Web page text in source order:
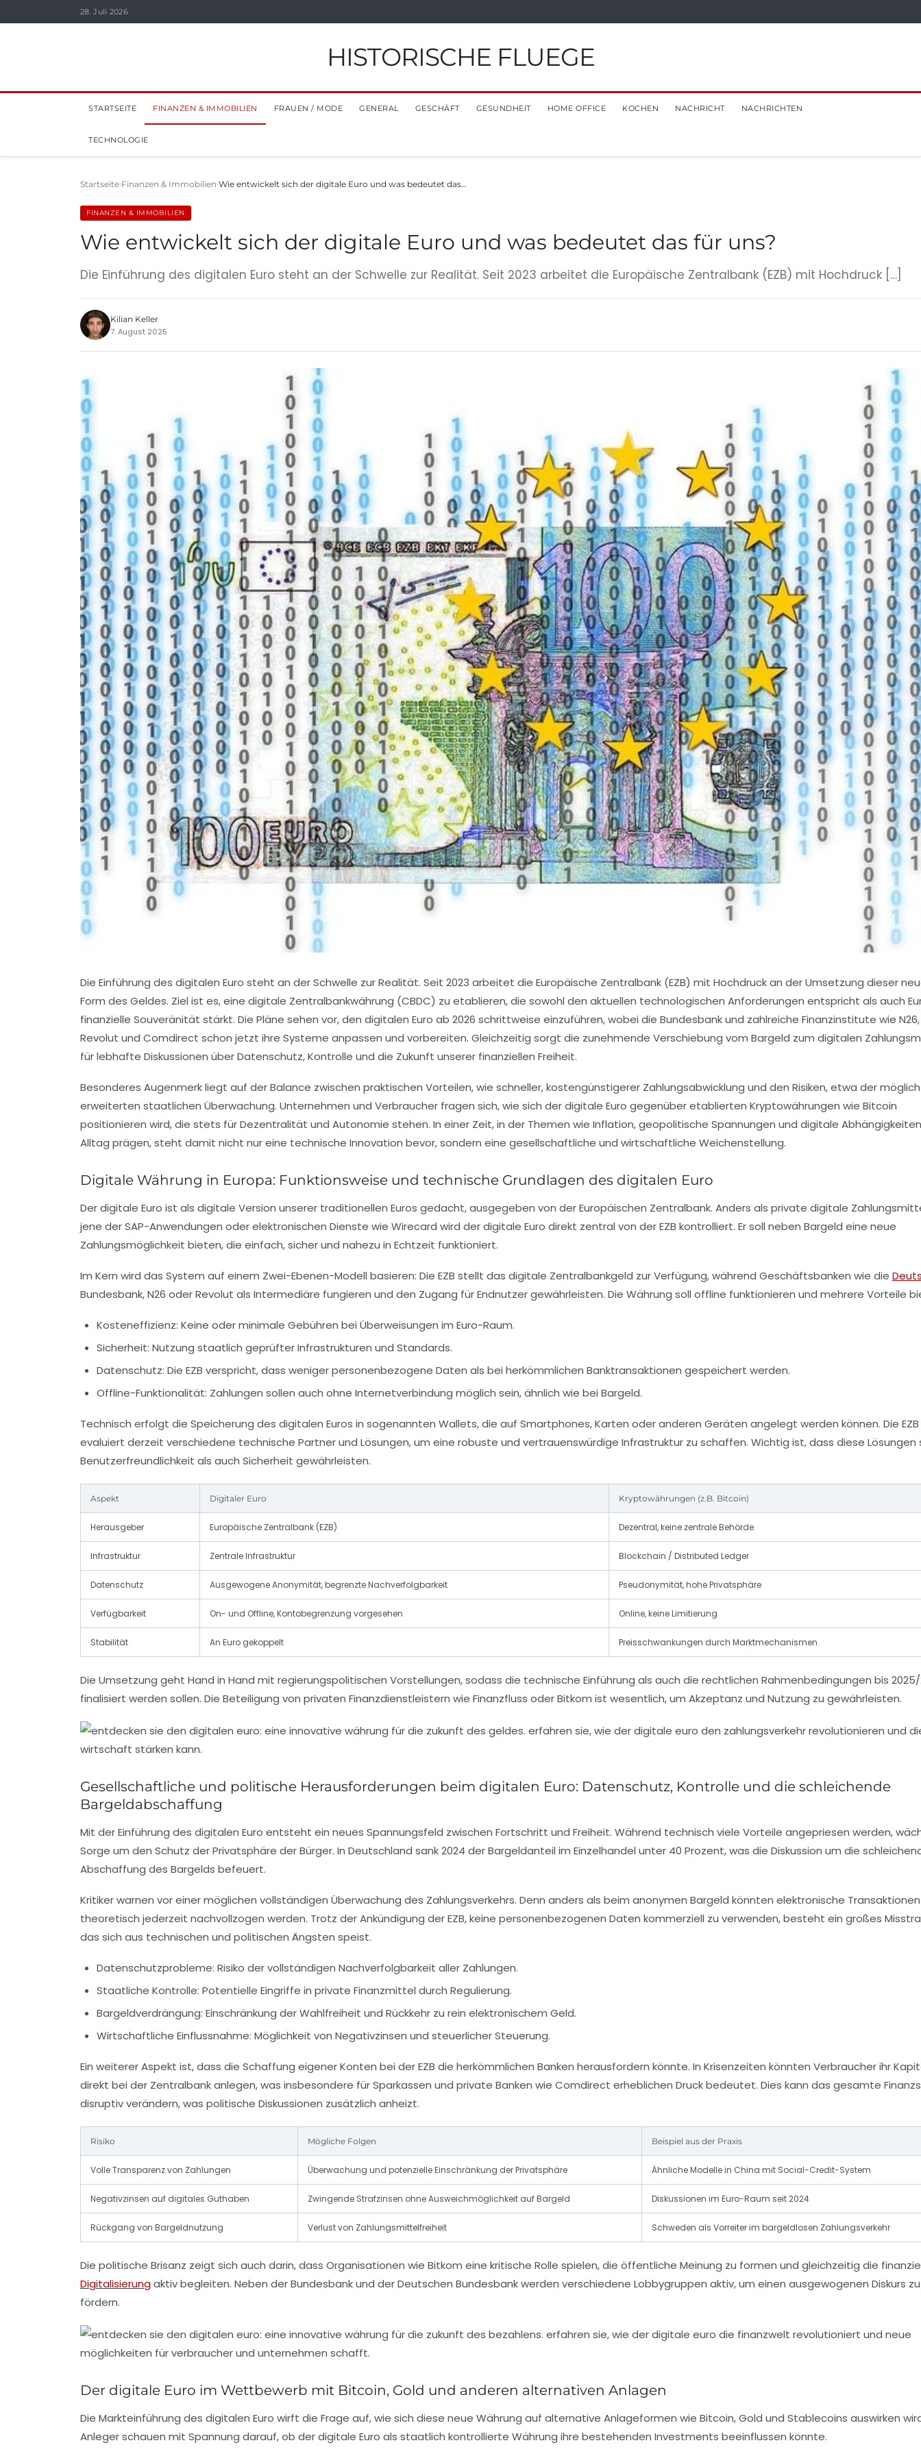
28. Juli 2026
HISTORISCHE FLUEGE
STARTSEITE FINANZEN & IMMOBILIEN FRAUEN / MODE GENERAL GESCHÄFT GESUNDHEIT HOME OFFICE KOCHEN NACHRICHT NACHRICHTEN
TECHNOLOGIE
Startseite Finanzen & Immobilien Wie entwickelt sich der digitale Euro und was bedeutet das…
FINANZEN & IMMOBILIEN
Wie entwickelt sich der digitale Euro und was bedeutet das für uns?
Die Einführung des digitalen Euro steht an der Schwelle zur Realität. Seit 2023 arbeitet die Europäische Zentralbank (EZB) mit Hochdruck […]
Kilian Keller
7. August 2025
Die Einführung des digitalen Euro steht an der Schwelle zur Realität. Seit 2023 arbeitet die Europäische Zentralbank (EZB) mit Hochdruck an der Umsetzung dieser
Form des Geldes. Ziel ist es, eine digitale Zentralbankwährung (CBDC) zu etablieren, die sowohl den aktuellen technologischen Anforderungen entspricht als auch
finanzielle Souveränität stärkt. Die Pläne sehen vor, den digitalen Euro ab 2026 schrittweise einzuführen, wobei die Bundesbank und zahlreiche Finanzinstitute wie N26,
Revolut und Comdirect schon jetzt ihre Systeme anpassen und vorbereiten. Gleichzeitig sorgt die zunehmende Verschiebung vom Bargeld zum digitalen
für lebhafte Diskussionen über Datenschutz, Kontrolle und die Zukunft unserer finanziellen Freiheit.
Besonderes Augenmerk liegt auf der Balance zwischen praktischen Vorteilen, wie schneller, kostengünstigerer Zahlungsabwicklung und den Risiken, etwa der möglich
erweiterten staatlichen Überwachung. Unternehmen und Verbraucher fragen sich, wie sich der digitale Euro gegenüber etablierten Kryptowährungen wie Bitcoin
positionieren wird, die stets für Dezentralität und Autonomie stehen. In einer Zeit, in der Themen wie Inflation, geopolitische Spannungen und digitale
Alltag prägen, steht damit nicht nur eine technische Innovation bevor, sondern eine gesellschaftliche und wirtschaftliche Weichenstellung.
Digitale Währung in Europa: Funktionsweise und technische Grundlagen des digitalen Euro
Der digitale Euro ist als digitale Version unserer traditionellen Euros gedacht, ausgegeben von der Europäischen Zentralbank. Anders als private digitale
jene der SAP-Anwendungen oder elektronischen Dienste wie Wirecard wird der digitale Euro direkt zentral von der EZB kontrolliert. Er soll neben Bargeld eine neue
Zahlungsmöglichkeit bieten, die einfach, sicher und nahezu in Echtzeit funktioniert.
Im Kern wird das System auf einem Zwei-Ebenen-Modell basieren: Die EZB stellt das digitale Zentralbankgeld zur Verfügung, während Geschäftsbanken wie die
Bundesbank, N26 oder Revolut als Intermediäre fungieren und den Zugang für Endnutzer gewährleisten. Die Währung soll offline funktionieren und mehrere Vorteile
Kosteneffizienz: Keine oder minimale Gebühren bei Überweisungen im Euro-Raum.
Sicherheit: Nutzung staatlich geprüfter Infrastrukturen und Standards.
Datenschutz: Die EZB verspricht, dass weniger personenbezogene Daten als bei herkömmlichen Banktransaktionen gespeichert werden.
Offline-Funktionalität: Zahlungen sollen auch ohne Internetverbindung möglich sein, ähnlich wie bei Bargeld.
Technisch erfolgt die Speicherung des digitalen Euros in sogenannten Wallets, die auf Smartphones, Karten oder anderen Geräten angelegt werden können. Die EZB
evaluiert derzeit verschiedene technische Partner und Lösungen, um eine robuste und vertrauenswürdige Infrastruktur zu schaffen. Wichtig ist, dass diese Lösungen
Benutzerfreundlichkeit als auch Sicherheit gewährleisten.
Aspekt Digitaler Euro Kryptowährungen (z.B. Bitcoin)
Herausgeber Europäische Zentralbank (EZB) Dezentral, keine zentrale Behörde
Infrastruktur Zentrale Infrastruktur Blockchain / Distributed Ledger
Datenschutz Ausgewogene Anonymität, begrenzte Nachverfolgbarkeit Pseudonymität, hohe Privatsphäre
Verfügbarkeit On- und Offline, Kontobegrenzung vorgesehen Online, keine Limitierung
Stabilität An Euro gekoppelt Preisschwankungen durch Marktmechanismen
Die Umsetzung geht Hand in Hand mit regierungspolitischen Vorstellungen, sodass die technische Einführung als auch die rechtlichen Rahmenbedingungen bis
finalisiert werden sollen. Die Beteiligung von privaten Finanzdienstleistern wie Finanzfluss oder Bitkom ist wesentlich, um Akzeptanz und Nutzung zu gewährleisten.
Gesellschaftliche und politische Herausforderungen beim digitalen Euro: Datenschutz, Kontrolle und die schleichende
Bargeldabschaffung
Mit der Einführung des digitalen Euro entsteht ein neues Spannungsfeld zwischen Fortschritt und Freiheit. Während technisch viele Vorteile angepriesen werden,
Sorge um den Schutz der Privatsphäre der Bürger. In Deutschland sank 2024 der Bargeldanteil im Einzelhandel unter 40 Prozent, was die Diskussion um die
Abschaffung des Bargelds befeuert.
Kritiker warnen vor einer möglichen vollständigen Überwachung des Zahlungsverkehrs. Denn anders als beim anonymen Bargeld könnten elektronische Transaktionen
theoretisch jederzeit nachvollzogen werden. Trotz der Ankündigung der EZB, keine personenbezogenen Daten kommerziell zu verwenden, besteht ein großes
das sich aus technischen und politischen Ängsten speist.
Datenschutzprobleme: Risiko der vollständigen Nachverfolgbarkeit aller Zahlungen.
Staatliche Kontrolle: Potentielle Eingriffe in private Finanzmittel durch Regulierung.
Bargeldverdrängung: Einschränkung der Wahlfreiheit und Rückkehr zu rein elektronischem Geld.
Wirtschaftliche Einflussnahme: Möglichkeit von Negativzinsen und steuerlicher Steuerung.
Ein weiterer Aspekt ist, dass die Schaffung eigener Konten bei der EZB die herkömmlichen Banken herausfordern könnte. In Krisenzeiten könnten Verbraucher ihr
direkt bei der Zentralbank anlegen, was insbesondere für Sparkassen und private Banken wie Comdirect erheblichen Druck bedeutet. Dies kann das gesamte
disruptiv verändern, was politische Diskussionen zusätzlich anheizt.
Risiko Mögliche Folgen Beispiel aus der Praxis
Volle Transparenz von Zahlungen Überwachung und potenzielle Einschränkung der Privatsphäre Ähnliche Modelle in China mit Social-Credit-System
Negativzinsen auf digitales Guthaben Zwingende Strafzinsen ohne Ausweichmöglichkeit auf Bargeld Diskussionen im Euro-Raum seit 2024
Rückgang von Bargeldnutzung Verlust von Zahlungsmittelfreiheit Schweden als Vorreiter im bargeldlosen Zahlungsverkehr
Die politische Brisanz zeigt sich auch darin, dass Organisationen wie Bitkom eine kritische Rolle spielen, die öffentliche Meinung zu formen und gleichzeitig die
Digitalisierungaktiv begleiten. Neben der Bundesbank und der Deutschen Bundesbank werden verschiedene Lobbygruppen aktiv, um einen ausgewogenen Diskurs zu
fördern.
Der digitale Euro im Wettbewerb mit Bitcoin, Gold und anderen alternativen Anlagen
Die Markteinführung des digitalen Euro wirft die Frage auf, wie sich diese neue Währung auf alternative Anlageformen wie Bitcoin, Gold und Stablecoins auswirken
Anleger schauen mit Spannung darauf, ob der digitale Euro als staatlich kontrollierte Währung ihre bestehenden Investments beeinflussen könnte.